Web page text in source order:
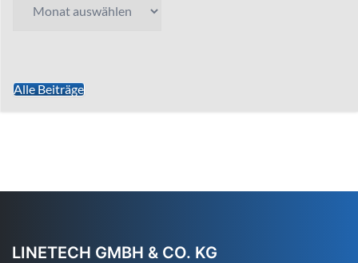
Alle Beiträge
LINETECH GMBH & CO. KG